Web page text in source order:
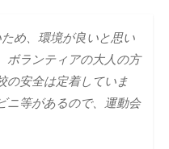
め、環境が良いと思い
ボランティアの大人の方
の安全は定着していま
ニ等があるので、運動会